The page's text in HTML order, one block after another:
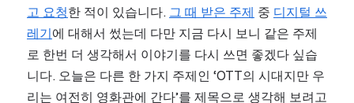
고 요청한 적이 있습니다. 그 때 받은 주제 중 디지털 쓰
레기에 대해서 썼는데 다만 지금 다시 보니 같은 주제
로 한번 더 생각해서 이야기를 다시 쓰면 좋겠다 싶습
니다. 오늘은 다른 한 가지 주제인 ‘OTT의 시대지만 우
리는 여전히 영화관에 간다’를 제목으로 생각해 보려고